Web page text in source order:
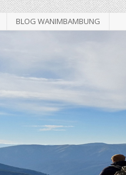
BLOG WANIMBAMBUNG